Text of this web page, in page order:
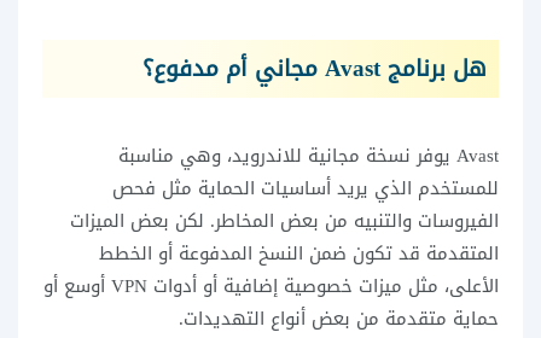
هل برنامج Avast مجاني أم مدفوع؟
Avast يوفر نسخة مجانية للاندرويد، وهي مناسبة
للمستخدم الذي يريد أساسيات الحماية مثل فحص
الفيروسات والتنبيه من بعض المخاطر. لكن بعض الميزات
المتقدمة قد تكون ضمن النسخ المدفوعة أو الخطط
الأعلى، مثل ميزات خصوصية إضافية أو أدوات VPN أوسع أو
حماية متقدمة من بعض أنواع التهديدات.